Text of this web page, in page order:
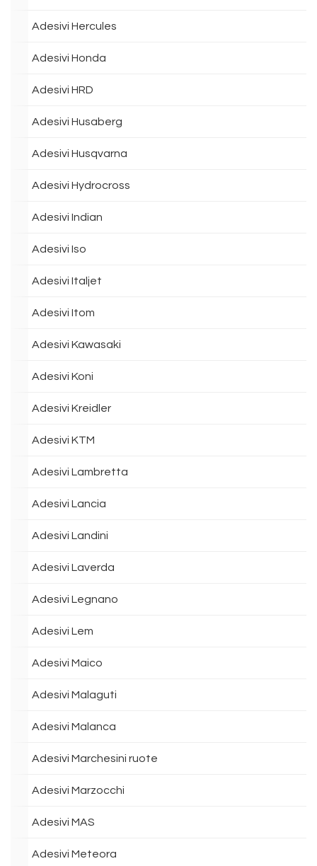
Adesivi Hercules
Adesivi Honda
Adesivi HRD
Adesivi Husaberg
Adesivi Husqvarna
Adesivi Hydrocross
Adesivi Indian
Adesivi Iso
Adesivi Italjet
Adesivi Itom
Adesivi Kawasaki
Adesivi Koni
Adesivi Kreidler
Adesivi KTM
Adesivi Lambretta
Adesivi Lancia
Adesivi Landini
Adesivi Laverda
Adesivi Legnano
Adesivi Lem
Adesivi Maico
Adesivi Malaguti
Adesivi Malanca
Adesivi Marchesini ruote
Adesivi Marzocchi
Adesivi MAS
Adesivi Meteora